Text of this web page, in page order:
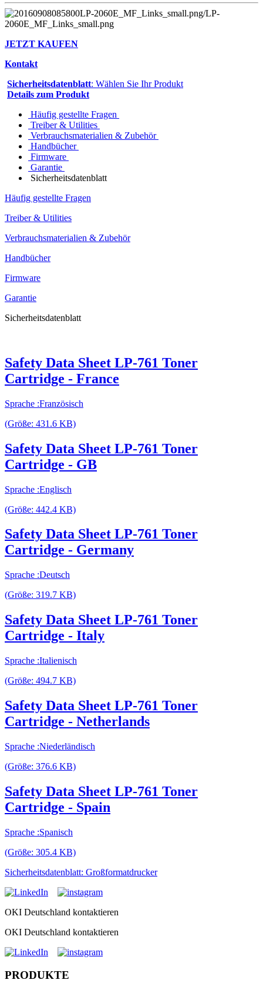
JETZT KAUFEN
Kontakt
Sicherheitsdatenblatt: Wählen Sie Ihr Produkt
Details zum Produkt
Häufig gestellte Fragen
Treiber & Utilities
Verbrauchsmaterialien & Zubehör
Handbücher
Firmware
Garantie
Sicherheitsdatenblatt
Häufig gestellte Fragen
Treiber & Utilities
Verbrauchsmaterialien & Zubehör
Handbücher
Firmware
Garantie
Sicherheitsdatenblatt
Safety Data Sheet LP-761 Toner
Cartridge - France
Sprache :Französisch
(Größe: 431.6 KB)
Safety Data Sheet LP-761 Toner
Cartridge - GB
Sprache :Englisch
(Größe: 442.4 KB)
Safety Data Sheet LP-761 Toner
Cartridge - Germany
Sprache :Deutsch
(Größe: 319.7 KB)
Safety Data Sheet LP-761 Toner
Cartridge - Italy
Sprache :Italienisch
(Größe: 494.7 KB)
Safety Data Sheet LP-761 Toner
Cartridge - Netherlands
Sprache :Niederländisch
(Größe: 376.6 KB)
Safety Data Sheet LP-761 Toner
Cartridge - Spain
Sprache :Spanisch
(Größe: 305.4 KB)
Sicherheitsdatenblatt: Großformatdrucker
OKI Deutschland kontaktieren
OKI Deutschland kontaktieren
PRODUKTE